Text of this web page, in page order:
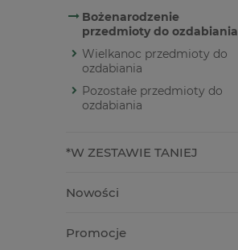
Bożenarodzenie
przedmioty do ozdabiania
Wielkanoc przedmioty do
ozdabiania
Pozostałe przedmioty do
ozdabiania
*W ZESTAWIE TANIEJ
Nowości
Promocje